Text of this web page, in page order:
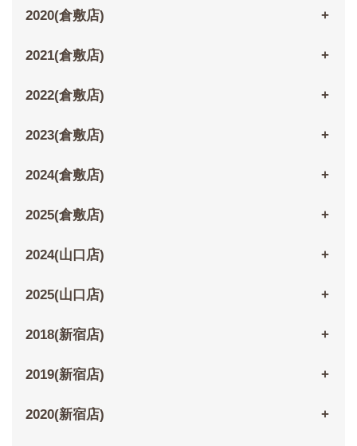
2020(倉敷店)
2021(倉敷店)
2022(倉敷店)
2023(倉敷店)
2024(倉敷店)
2025(倉敷店)
2024(山口店)
2025(山口店)
2018(新宿店)
2019(新宿店)
2020(新宿店)